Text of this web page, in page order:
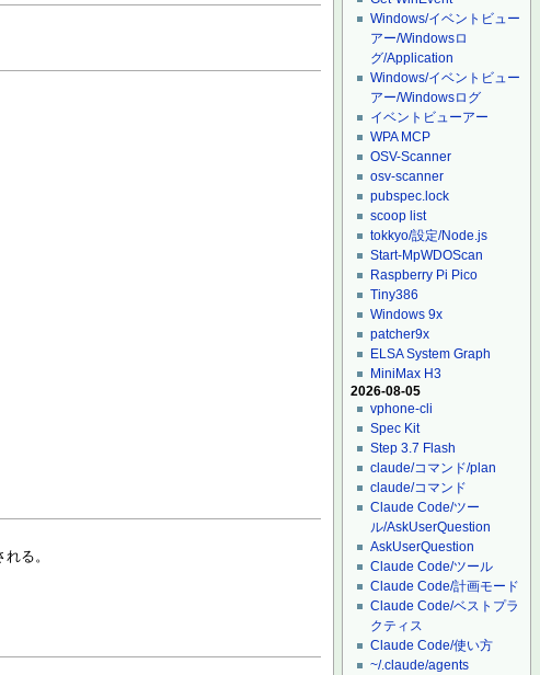
る。
Windows/イベントビュー
アー/Windowsロ
グ/Application
Windows/イベントビュー
アー/Windowsログ
イベントビューアー
WPA MCP
OSV-Scanner
osv-scanner
pubspec.lock
scoop list
tokkyo/設定/Node.js
Start-MpWDOScan
Raspberry Pi Pico
Tiny386
Windows 9x
patcher9x
ELSA System Graph
MiniMax H3
2026-08-05
vphone-cli
Spec Kit
Step 3.7 Flash
claude/コマンド/plan
claude/コマンド
Claude Code/ツー
ル/AskUserQuestion
AskUserQuestion
Claude Code/ツール
Claude Code/計画モード
Claude Code/ベストプラ
クティス
Claude Code/使い方
~/.claude/agents